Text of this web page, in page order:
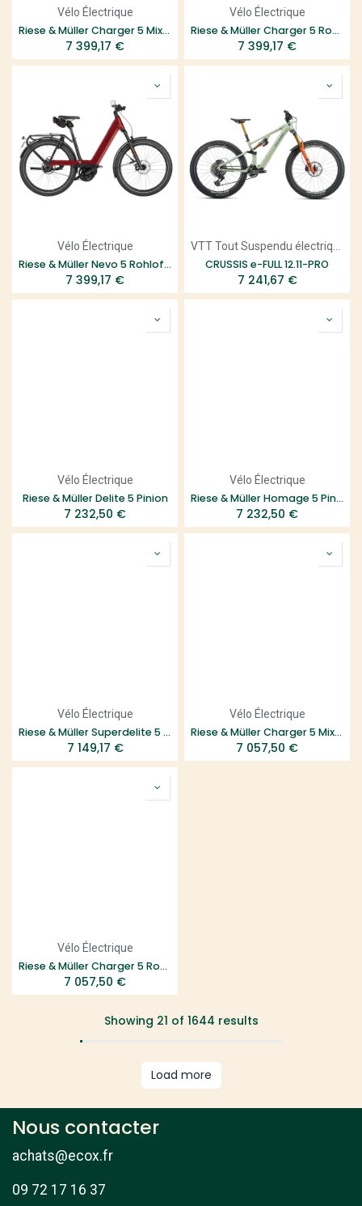
Vélo Électrique
Riese & Müller Charger 5 Mixte Rohloff HS
7 399,17 €
Vélo Électrique
Riese & Müller Charger 5 Rohloff HS
7 399,17 €
Vélo Électrique
Riese & Müller Nevo 5 Rohloff HS
7 399,17 €
CRUSSIS e-FULL 12.11-PRO
7 241,67 €
Vélo Électrique
Riese & Müller Delite 5 Pinion
7 232,50 €
Vélo Électrique
Riese & Müller Homage 5 Pinion
7 232,50 €
Vélo Électrique
Riese & Müller Superdelite 5 Vario
7 149,17 €
Vélo Électrique
Riese & Müller Charger 5 Mixte Rohloff
7 057,50 €
Vélo Électrique
Riese & Müller Charger 5 Rohloff
7 057,50 €
Showing 21 of 1644 results
Load more
Nous contacter
achats@ecox.fr
09 72 17 16 37